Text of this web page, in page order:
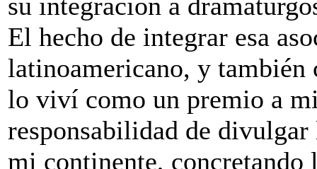
El hecho de integrar esa
latinoamericano, y
lo viví como un premio a
responsabilidad de
mi continente, concretando